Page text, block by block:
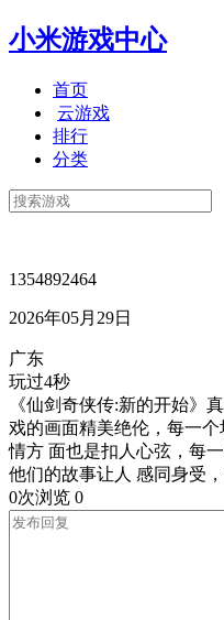
小米游戏中心
首页
云游戏
排行
分类
1354892464
2026年05月29日
广东
玩过4秒
《仙剑奇侠传:新的开始》
戏的画面精美绝伦，每一
情方 面也是扣人心弦，每
他们的故事让人 感同身受
0次浏览 0